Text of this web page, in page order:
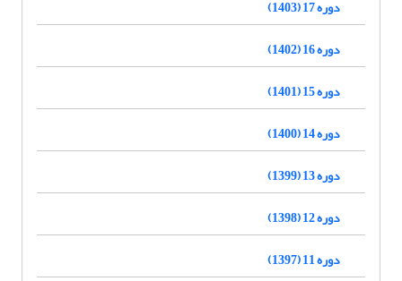
دوره 17 (1403)
دوره 16 (1402)
دوره 15 (1401)
دوره 14 (1400)
دوره 13 (1399)
دوره 12 (1398)
دوره 11 (1397)